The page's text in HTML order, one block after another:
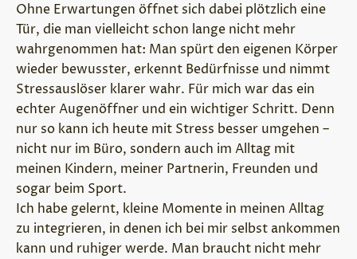
Ohne Erwartungen öffnet sich dabei plötzlich eine
Tür, die man vielleicht schon lange nicht mehr
wahrgenommen hat: Man spürt den eigenen Körper
wieder bewusster, erkennt Bedürfnisse und nimmt
Stressauslöser klarer wahr. Für mich war das ein
echter Augenöffner und ein wichtiger Schritt. Denn
nur so kann ich heute mit Stress besser umgehen –
nicht nur im Büro, sondern auch im Alltag mit
meinen Kindern, meiner Partnerin, Freunden und
sogar beim Sport.
Ich habe gelernt, kleine Momente in meinen Alltag
zu integrieren, in denen ich bei mir selbst ankommen
kann und ruhiger werde. Man braucht nicht mehr